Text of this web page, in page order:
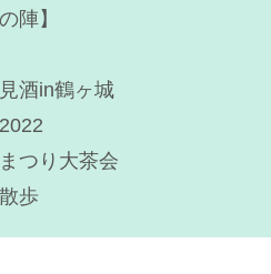
陣】
酒in鶴ヶ城
つり大茶会
歩